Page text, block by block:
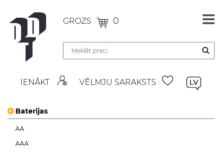
GROZS 0
IENĀKT VĒLMJU SARAKSTS
Baterijas
AA
AAA